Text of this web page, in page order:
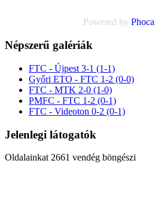
Powered by Phoca
Népszerű galériák
FTC - Újpest 3-1 (1-1)
Győri ETO - FTC 1-2 (0-0)
FTC - MTK 2-0 (1-0)
PMFC - FTC 1-2 (0-1)
FTC - Videoton 0-2 (0-1)
Jelenlegi látogatók
Oldalainkat 2661 vendég böngészi